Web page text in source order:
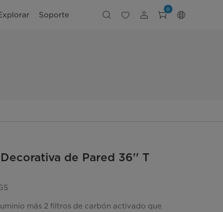
Soporte
0
de Pared 36'' T
más 2 filtros de carbón activado que